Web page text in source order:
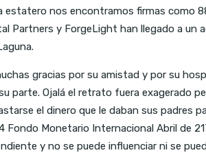
nos encontramos firmas como
Partners y ForgeLight han llegado a un
gracias por su amistad y por su
parte. Ojalá el retrato fuera exagerado
el dinero que le daban sus padres
Monetario Internacional Abril de
y no se puede influenciar ni se